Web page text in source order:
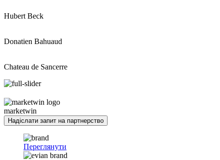
Hubert Beck
Donatien Bahuaud
Chateau de Sancerre
marketwin
Надіслати запит на партнерство
Переглянути